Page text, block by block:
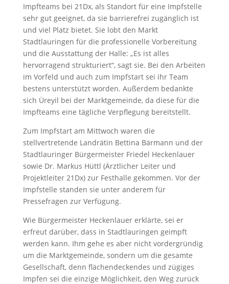
Impfteams bei 21Dx, als Standort für eine Impfstelle
sehr gut geeignet, da sie barrierefrei zugänglich ist
und viel Platz bietet. Sie lobt den Markt
Stadtlauringen für die professionelle Vorbereitung
und die Ausstattung der Halle: „Es ist alles
hervorragend strukturiert“, sagt sie. Bei den Arbeiten
im Vorfeld und auch zum Impfstart sei ihr Team
bestens unterstützt worden. Außerdem bedankte
sich Üreyil bei der Marktgemeinde, da diese für die
Impfteams eine tägliche Verpflegung bereitstellt.
Zum Impfstart am Mittwoch waren die
stellvertretende Landrätin Bettina Bärmann und der
Stadtlauringer Bürgermeister Friedel Heckenlauer
sowie Dr. Markus Hüttl (Ärztlicher Leiter und
Projektleiter 21Dx) zur Festhalle gekommen. Vor der
Impfstelle standen sie unter anderem für
Pressefragen zur Verfügung.
Wie Bürgermeister Heckenlauer erklärte, sei er
erfreut darüber, dass in Stadtlauringen geimpft
werden kann. Ihm gehe es aber nicht vordergründig
um die Marktgemeinde, sondern um die gesamte
Gesellschaft, denn flächendeckendes und zügiges
Impfen sei die einzige Möglichkeit, den Weg zurück